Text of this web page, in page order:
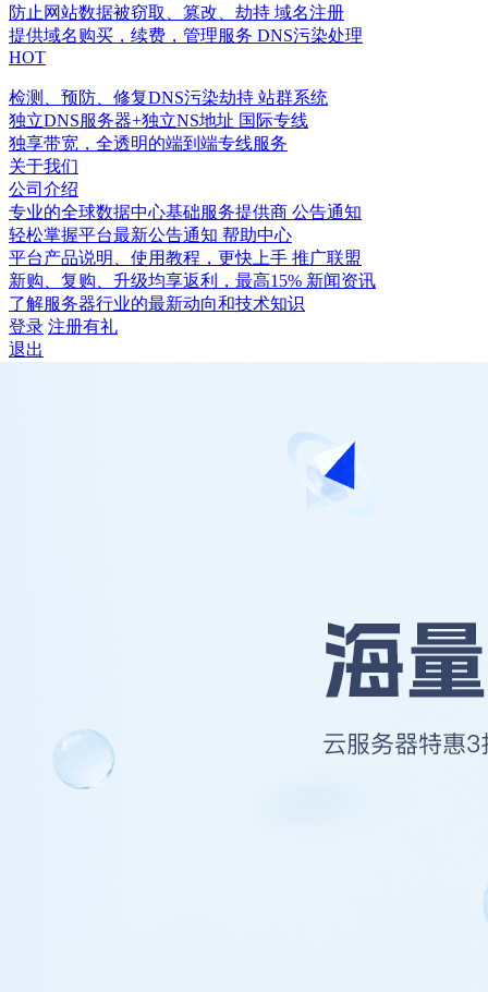
防止网站数据被窃取、篡改、劫持 域名注册
提供域名购买，续费，管理服务 DNS污染处理
HOT
检测、预防、修复DNS污染劫持 站群系统
独立DNS服务器+独立NS地址 国际专线
独享带宽，全透明的端到端专线服务
关于我们
公司介绍
专业的全球数据中心基础服务提供商 公告通知
轻松掌握平台最新公告通知 帮助中心
平台产品说明、使用教程，更快上手 推广联盟
新购、复购、升级均享返利，最高15% 新闻资讯
了解服务器行业的最新动向和技术知识
登录 注册有礼
退出